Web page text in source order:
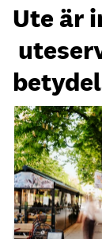
Ute är
Uteservering
Samuel Unéus